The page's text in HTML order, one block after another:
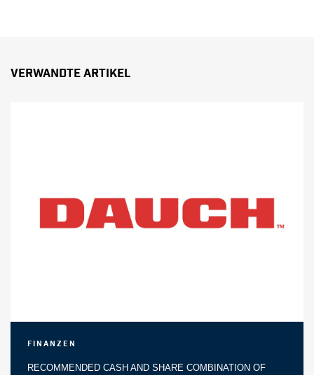
Verwandte Artikel
Finanzen
RECOMMENDED CASH AND SHARE COMBINATION OF